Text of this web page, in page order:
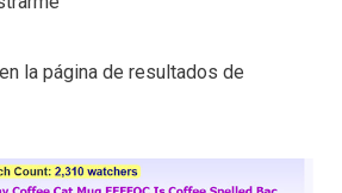
la página de resultados de